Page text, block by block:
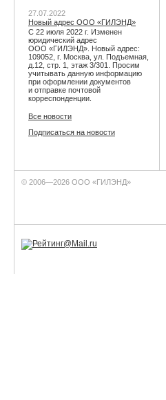
27.07.2022
Новый адрес ООО «ГИЛЭНД»
С 22 июля 2022 г. Изменен
юридический адрес
ООО «ГИЛЭНД». Новый адрес:
109052, г. Москва, ул. Подъемная,
д.12, стр. 1, этаж 3/301. Просим
учитывать данную информацию
при оформлении документов
и отправке почтовой
корреспонденции.
Все новости
Подписаться на новости
© 2006—2026 ООО «ГИЛЭНД»